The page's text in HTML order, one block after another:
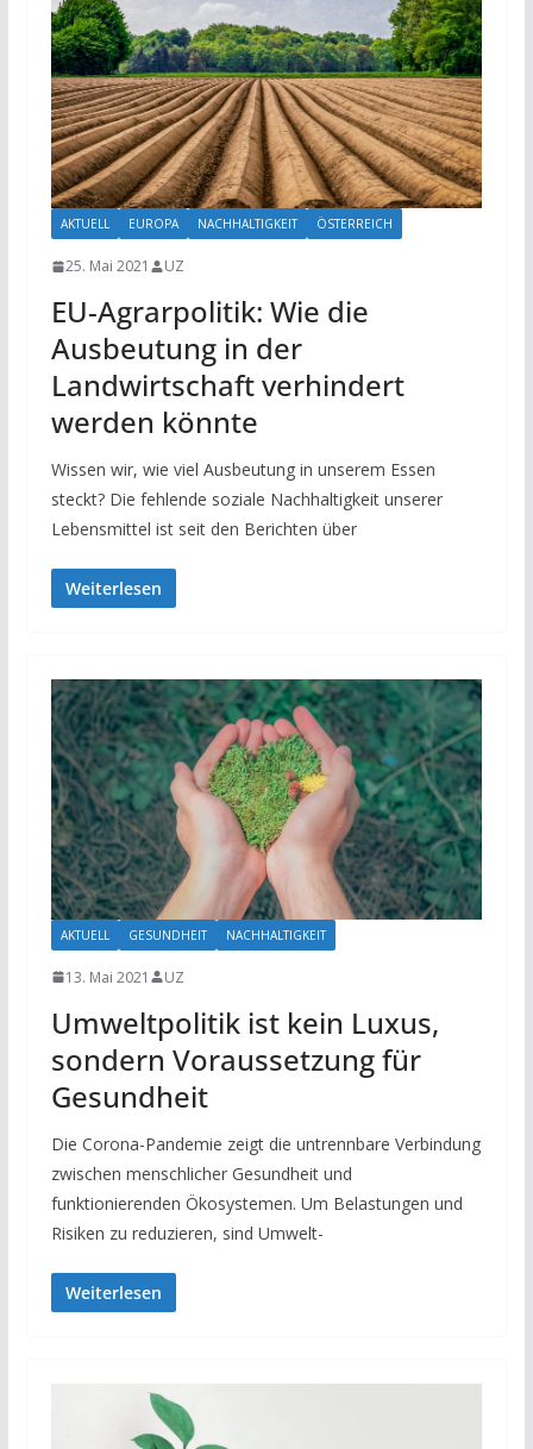
AKTUELL EUROPA NACHHALTIGKEIT ÖSTERREICH
25. Mai 2021 UZ
EU-Agrarpolitik: Wie die
Ausbeutung in der
Landwirtschaft verhindert
werden könnte
Wissen wir, wie viel Ausbeutung in unserem Essen
steckt? Die fehlende soziale Nachhaltigkeit unserer
Lebensmittel ist seit den Berichten über
Weiterlesen
AKTUELL GESUNDHEIT NACHHALTIGKEIT
13. Mai 2021 UZ
Umweltpolitik ist kein Luxus,
sondern Voraussetzung für
Gesundheit
Die Corona-Pandemie zeigt die untrennbare Verbindung
zwischen menschlicher Gesundheit und
funktionierenden Ökosystemen. Um Belastungen und
Risiken zu reduzieren, sind Umwelt-
Weiterlesen